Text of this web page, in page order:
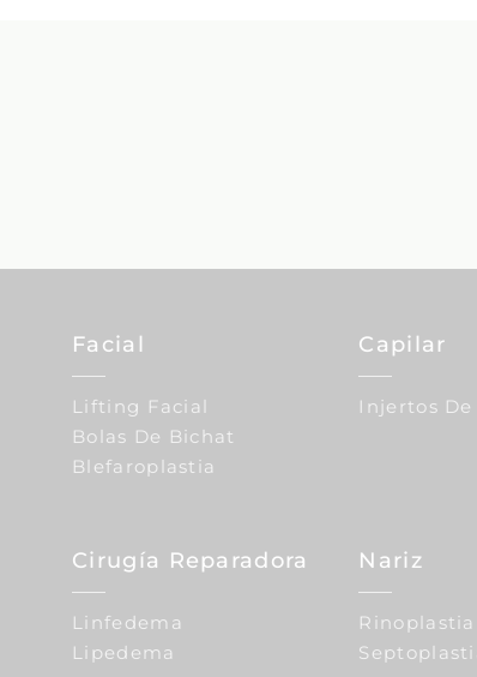
Facial
Lifting Facial
Bolas De Bichat
Blefaroplastia
Cirugía Reparadora
Linfedema
Lipedema
Capilar
Injertos De
Nariz
Rinoplastia